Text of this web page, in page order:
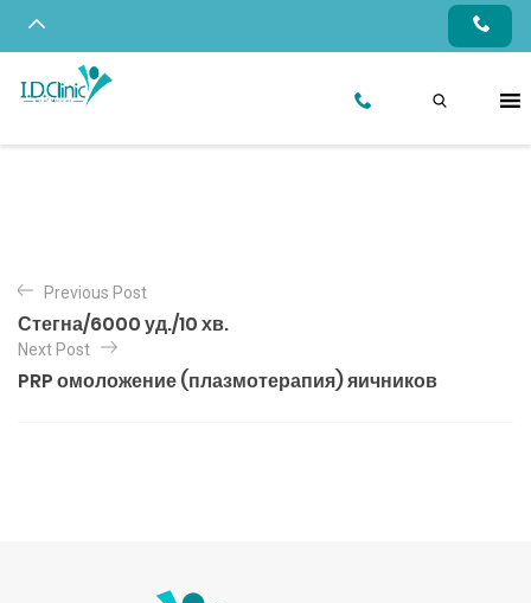
Previous Post
Стегна/6000 уд./10 хв.
Next Post
PRP омоложение (плазмотерапия) яичников